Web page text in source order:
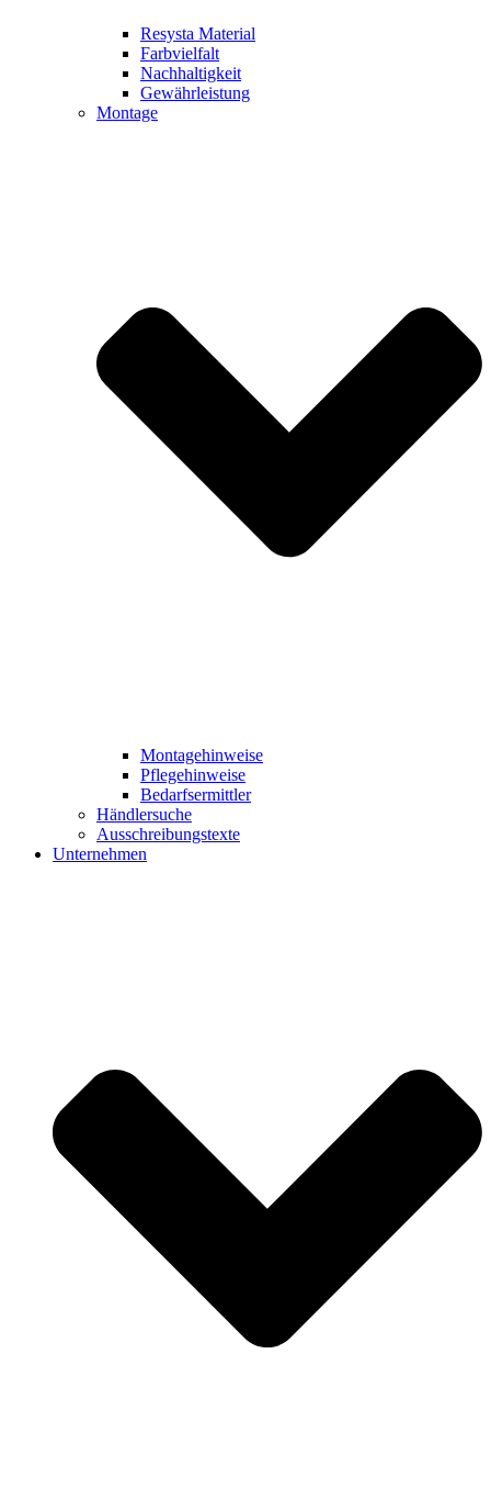
Resysta Material
Farbvielfalt
Nachhaltigkeit
Gewährleistung
Montage
Montagehinweise
Pflegehinweise
Bedarfsermittler
Händlersuche
Ausschreibungstexte
Unternehmen